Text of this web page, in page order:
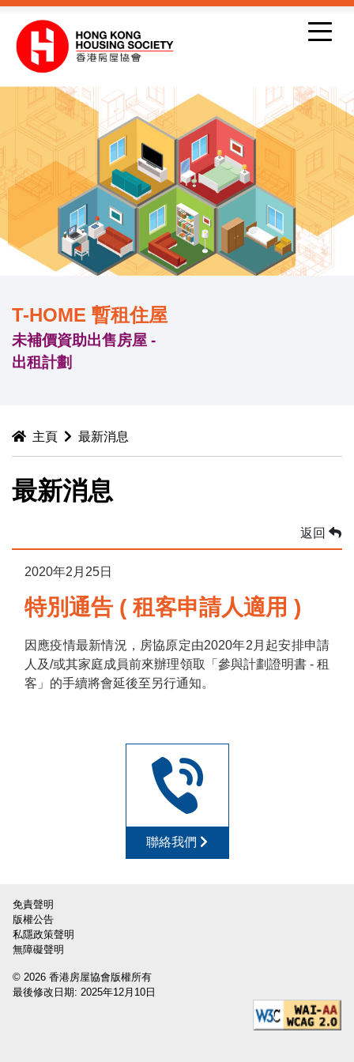
跳到內容
T-HOME 暫租住屋
未補價資助出售房屋 -
出租計劃
主頁 最新消息
最新消息
返回
2020年2月25日
特別通告 ( 租客申請人適用 )
因應疫情最新情況，房協原定由2020年2月起安排申請
人及/或其家庭成員前來辦理領取「參與計劃證明書 - 租
客」的手續將會延後至另行通知。
聯絡我們
免責聲明
版權公告
私隱政策聲明
無障礙聲明
© 2026 香港房屋協會版權所有
最後修改日期: 2025年12月10日